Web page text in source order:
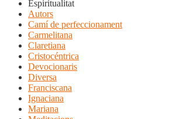
Espiritualitat
Autors
Camí de perfeccionament
Carmelitana
Claretiana
Cristocéntrica
Devocionaris
Diversa
Franciscana
Ignaciana
Mariana